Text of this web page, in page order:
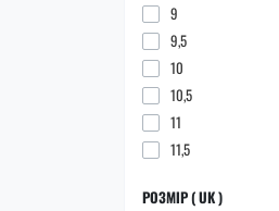
9
9,5
10
10,5
11
11,5
РОЗМІР ( UK )